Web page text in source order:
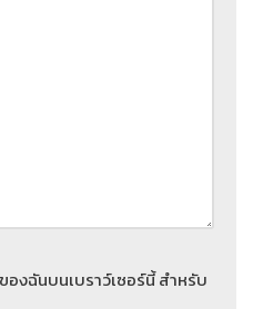
องฉันบนเบราว์เซอร์นี้ สำหรับ